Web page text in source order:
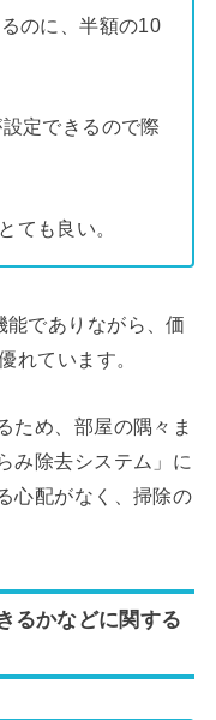
のに、半額の10
定できるので際
ても良い。
でありながら、価
れています。
ため、部屋の隅々ま
み除去システム」に
心配がなく、掃除の
るかなどに関する